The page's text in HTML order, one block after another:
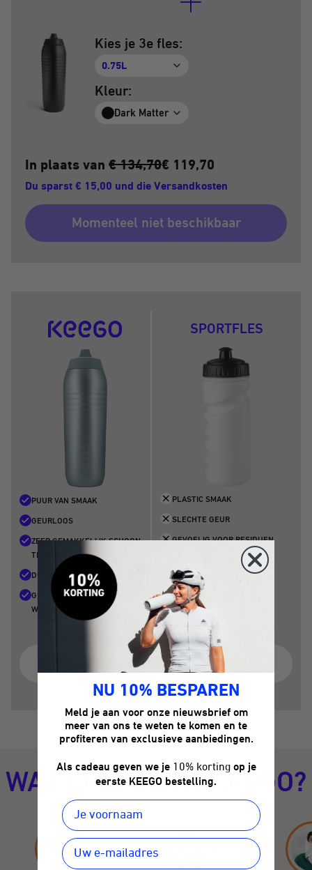
Kies je 3e fles:
0.75L
Kleur:
Dark Matter
In plaats van € 134,70€ 119,70
Du sparst € 15,00 und die Versandkosten
Momenteel niet beschikbaar
PUUR VAN SMAAK
GEURLOOS
ZEER GEMAKKELIJK SCHOON
TE MAKEN
DUURZAAM
GEEN MICROPLASTICS IN HET
WATER
SPORTFLES
PLASTIC SMAAK
SLECHTE GEUR
GEVOELIG VOOR RESIDUEN
WEGWERPPRODUCT
MICROPLASTICS IN WATER
Het probleem met plastic flessen
WAT KENMERKT KEEGO?
NU 10% BESPAREN
Meld je aan voor onze nieuwsbrief om
meer van ons te weten te komen en te
profiteren van exclusieve aanbiedingen.
Als cadeau geven we je 10% kortingop je
eerste KEEGO bestelling.